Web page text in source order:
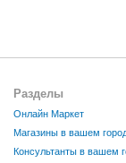
Разделы
Онлайн Маркет
Магазины в вашем
Консультанты в вашем